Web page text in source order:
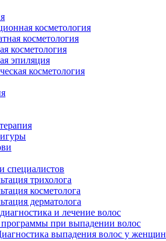
косметология
косметология
косметология
эпиляция
косметология
специалистов
трихолога
косметолога
дерматолога
и лечение волос
при выпадении волос
выпадения волос у женщин